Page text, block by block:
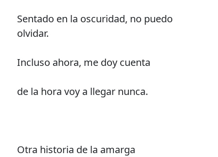
Sentado en la oscuridad, no puedo
olvidar.
Incluso ahora, me doy cuenta
de la hora voy a llegar nunca.
Otra historia de la amarga